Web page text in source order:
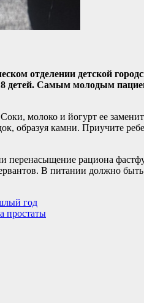
отделении детской
детей. Самым молодым
молоко и йогурт ее
образуя камни. Приучите
перенасыщение рациона
В питании должно
год
простаты